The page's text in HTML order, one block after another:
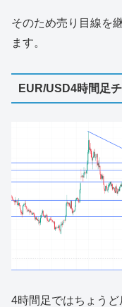
そのため売り目線を
ます。
EUR/USD4時間足
4時間足ではちょうど